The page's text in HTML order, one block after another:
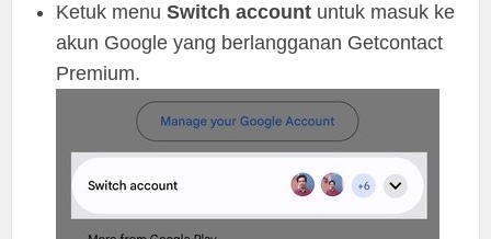
Ketuk menuSwitch account untuk masuk ke
akun Google yang berlangganan Getcontact
Premium.